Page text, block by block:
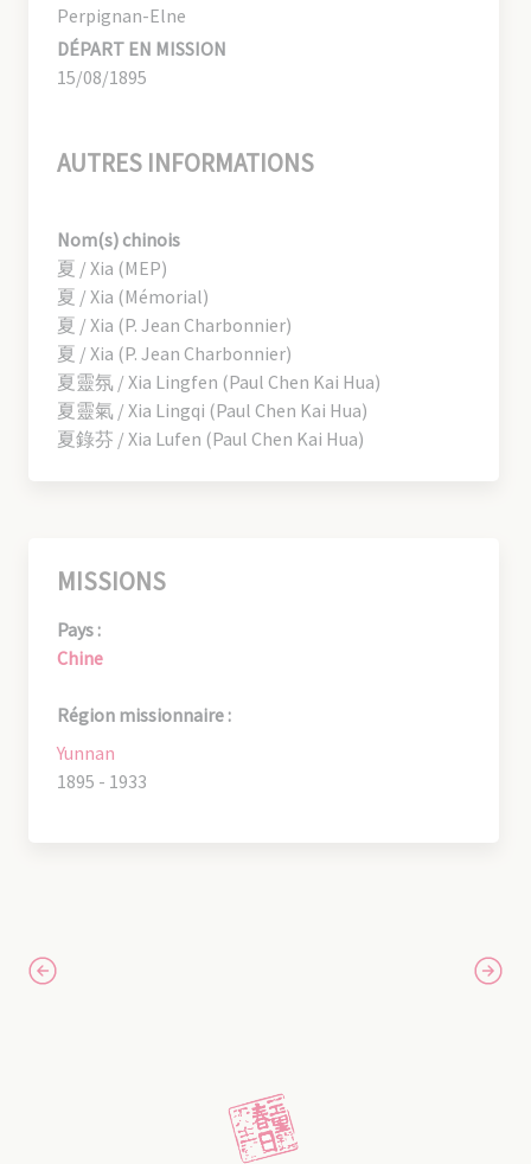
Perpignan-Elne
DÉPART EN MISSION
15/08/1895
AUTRES INFORMATIONS
Nom(s) chinois
夏 / Xia (MEP)
夏 / Xia (Mémorial)
夏 / Xia (P. Jean Charbonnier)
夏 / Xia (P. Jean Charbonnier)
夏靈氛 / Xia Lingfen (Paul Chen Kai Hua)
夏靈氣 / Xia Lingqi (Paul Chen Kai Hua)
夏錄芬 / Xia Lufen (Paul Chen Kai Hua)
MISSIONS
Pays :
Chine
Région missionnaire :
Yunnan
1895 - 1933